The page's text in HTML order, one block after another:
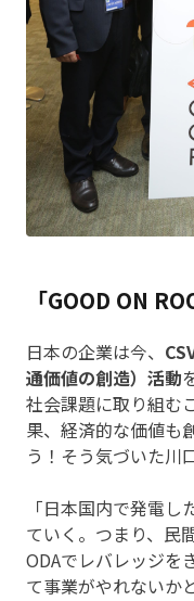
「GOOD ON
日本の企業は今、
通価値の創造）活動
社会課題に取り組む
果、経済的な価値も
う！そう気づいた川
「日本国内で発電
ていく。つまり、民
ODAでレバレッジを
て事業がやれないか